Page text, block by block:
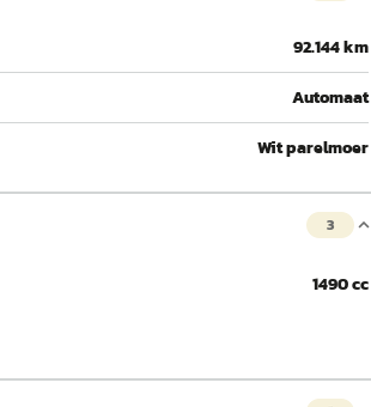
92.144 km
Automaat
Wit parelmoer
3
1490 cc